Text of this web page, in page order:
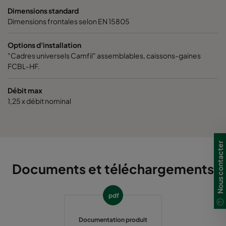
0150 287x592x600-4 ePM1 50%
0150 287x287x600-4
0150 490x592x520-6
Dimensions standard
Dimensions frontales selon EN 15805
Options d'installation
"Cadres universels Camfil" assemblables, caissons-gaines
FCBL-HF.
Débit max
1,25 x débit nominal
Documents et téléchargements
pdf
Documentation produit
Nous contacter